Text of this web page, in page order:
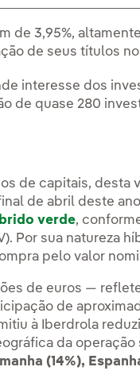
de 3,95%,
de seus títulos
interesse dos
de quase 280
de capitais, desta
de abril deste
verde,
Por sua natureza
pelo valor
de euros —
de
à Iberdrola
da
(14%),